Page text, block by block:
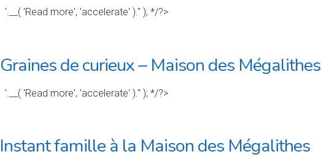
'.__( 'Read more', 'accelerate' ).'' ); */?>
Graines de curieux – Maison des Mégalithes
'.__( 'Read more', 'accelerate' ).'' ); */?>
Instant famille à la Maison des Mégalithes